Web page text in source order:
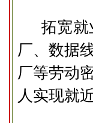
拓宽
厂、数据
厂等劳动
人实现就